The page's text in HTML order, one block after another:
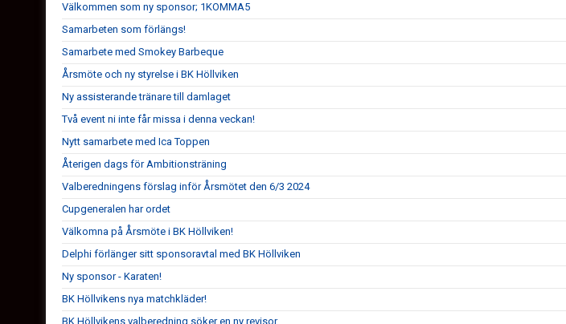
Välkommen som ny sponsor; 1KOMMA5
Samarbeten som förlängs!
Samarbete med Smokey Barbeque
Årsmöte och ny styrelse i BK Höllviken
Ny assisterande tränare till damlaget
Två event ni inte får missa i denna veckan!
Nytt samarbete med Ica Toppen
Återigen dags för Ambitionsträning
Valberedningens förslag inför Årsmötet den 6/3 2024
Cupgeneralen har ordet
Välkomna på Årsmöte i BK Höllviken!
Delphi förlänger sitt sponsoravtal med BK Höllviken
Ny sponsor - Karaten!
BK Höllvikens nya matchkläder!
BK Höllvikens valberedning söker en ny revisor